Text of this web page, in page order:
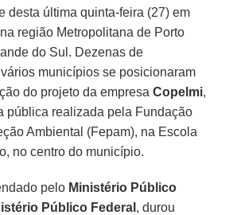
desta última quinta-feira (27) em
região Metropolitana de Porto
do Sul. Dezenas de
municípios se posicionaram
do projeto da empresaCopelmi,
pública realizada pela Fundação
Ambiental (Fepam), na Escola
no centro do município.
pelo Ministério Público
Público Federal , durou